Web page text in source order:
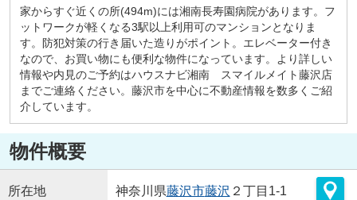
家からすぐ近くの所(494m)には湘南長寿園病院があります。フ
ットワークが軽くなる3駅以上利用可のマンションとなりま
す。防犯対策の行き届いた造りがポイント。エレベーター付き
なので、お買い物にも便利な物件になっています。より詳しい
情報や内見のご予約はハウスナビ湘南 スマイルメイト藤沢店
までご連絡ください。藤沢市を中心に不動産情報を数多くご紹
介しています。
物件概要
所在地 神奈川県藤沢市藤沢 ２丁目1-1